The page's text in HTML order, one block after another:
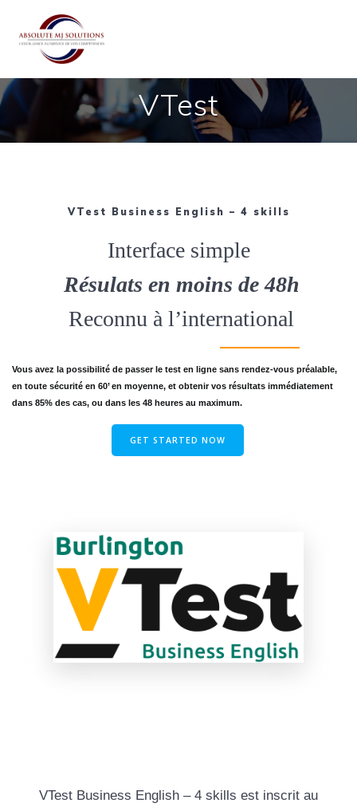
VTest
VTest Business English – 4 skills
Interface simple
Résulats en moins de 48h
Reconnu à l’international
Vous avez la possibilité de passer le test en ligne sans rendez-vous préalable,
en toute sécurité en 60’ en moyenne, et obtenir vos résultats immédiatement
dans 85% des cas, ou dans les 48 heures au maximum.
GET STARTED NOW
VTest Business English – 4 skills est inscrit au